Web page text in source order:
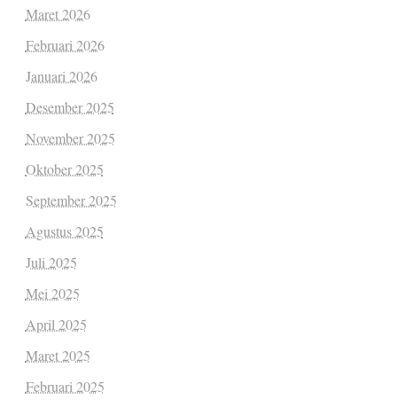
Maret 2026
Februari 2026
Januari 2026
Desember 2025
November 2025
Oktober 2025
September 2025
Agustus 2025
Juli 2025
Mei 2025
April 2025
Maret 2025
Februari 2025